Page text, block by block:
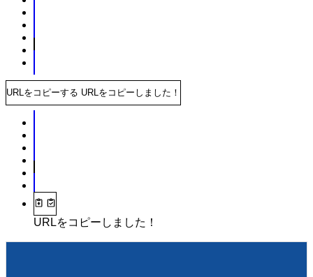
URLをコピーする URLをコピーしました！
URLをコピーしました！